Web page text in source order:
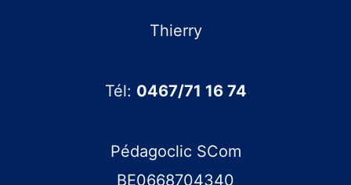
Thierry
Tél: 0467/71 16 74
Pédagoclic SCom
BE0668704340